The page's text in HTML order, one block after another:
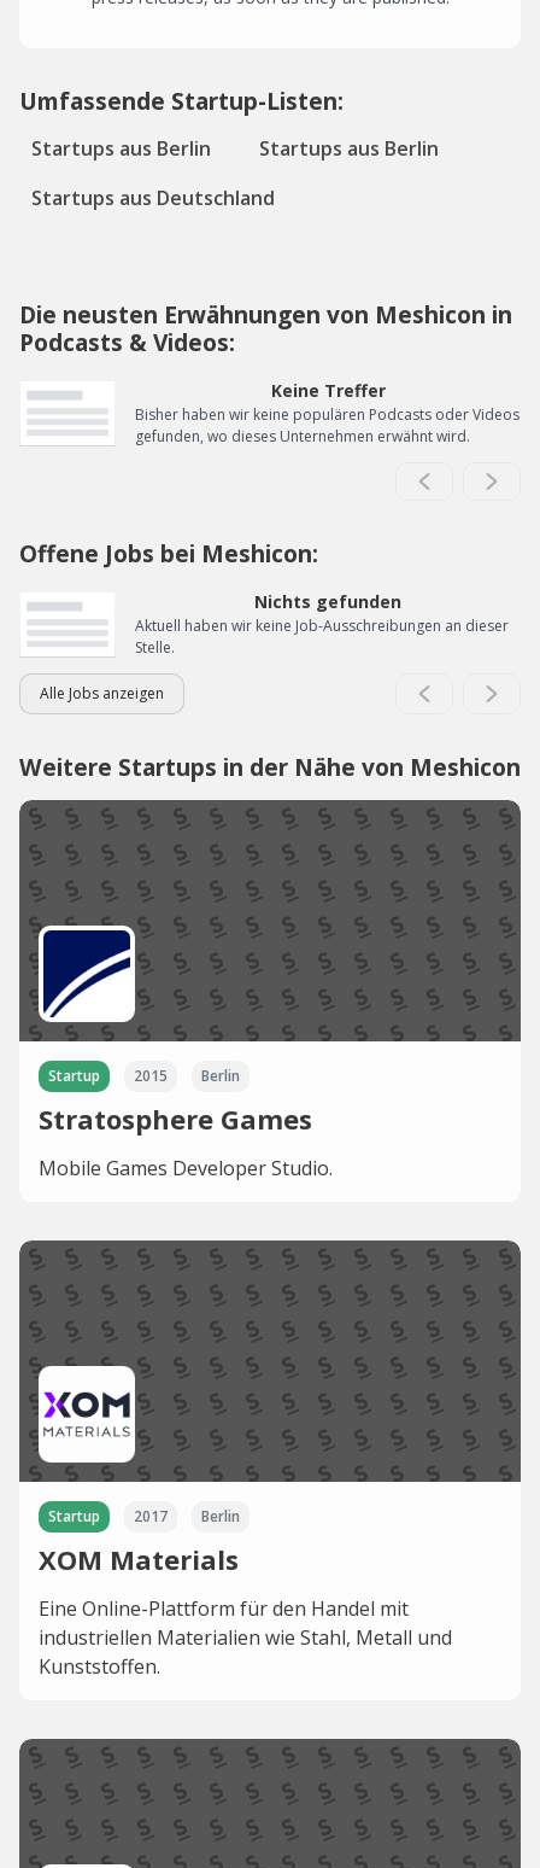
Umfassende Startup-Listen:
Startups aus Berlin
Startups aus Berlin
Startups aus Deutschland
Die neusten Erwähnungen von Meshicon in
Podcasts & Videos:
Keine Treffer
Bisher haben wir keine populären Podcasts oder Videos
gefunden, wo dieses Unternehmen erwähnt wird.
Offene Jobs bei Meshicon:
Nichts gefunden
Aktuell haben wir keine Job-Ausschreibungen an dieser
Stelle.
Alle Jobs anzeigen
Weitere Startups in der Nähe von Meshicon
Startup 2015 Berlin
Stratosphere Games
Mobile Games Developer Studio.
Startup 2017 Berlin
XOM Materials
Eine Online-Plattform für den Handel mit
industriellen Materialien wie Stahl, Metall und
Kunststoffen.